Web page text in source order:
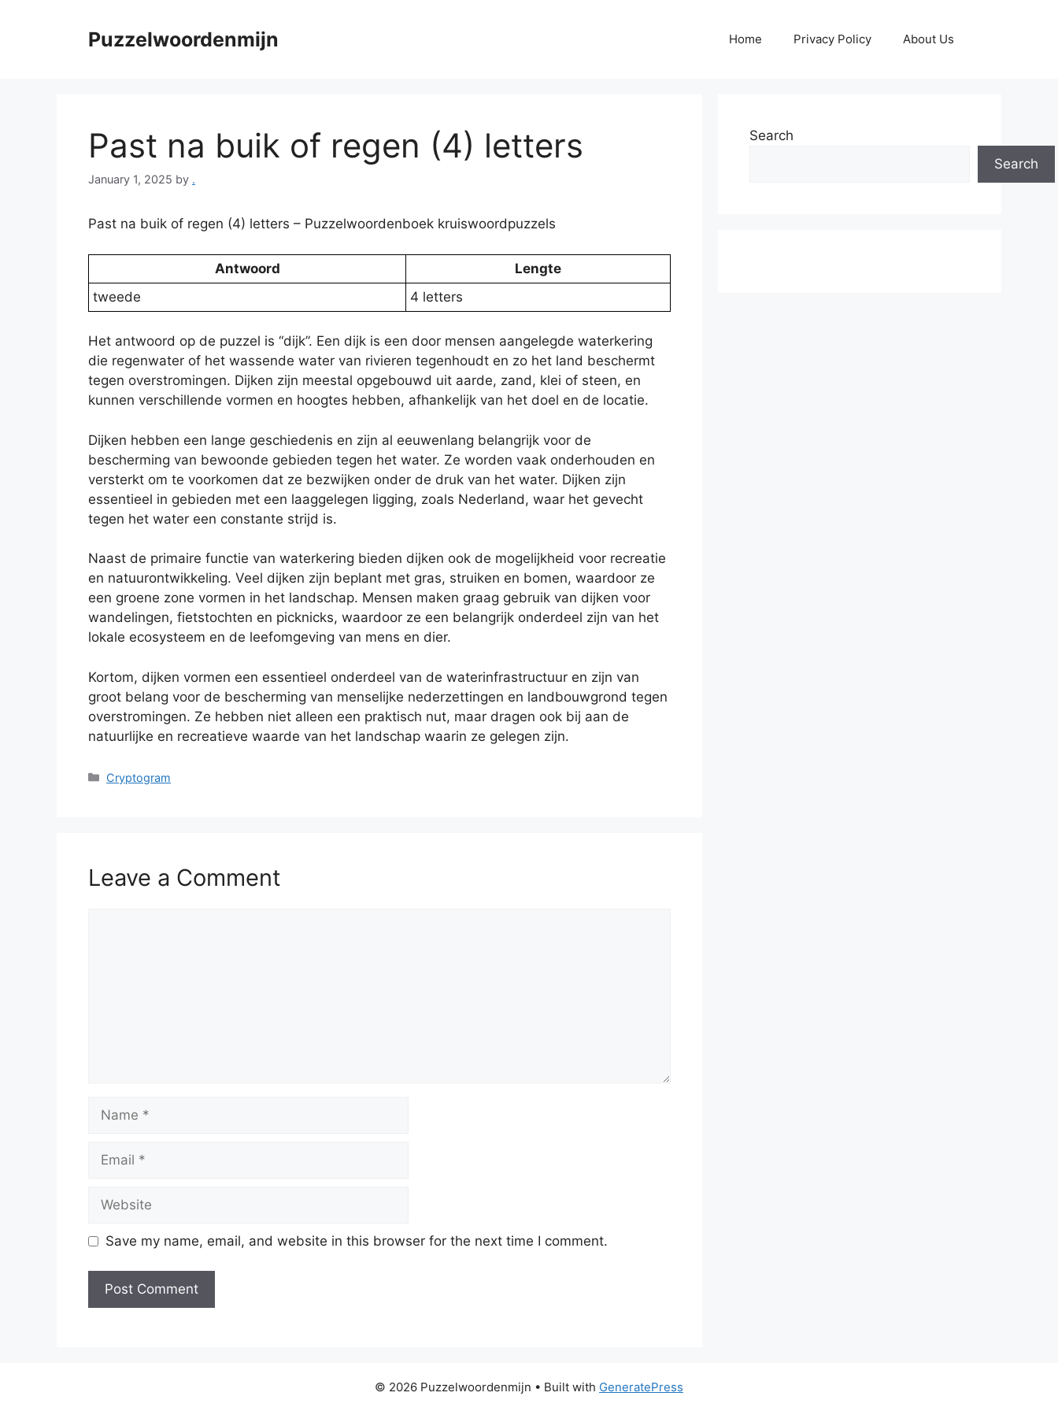
Puzzelwoordenmijn Home Privacy Policy About Us
Past na buik of regen (4) letters
January 1, 2025 by .
Past na buik of regen (4) letters – Puzzelwoordenboek kruiswoordpuzzels
Antwoord
Lengte
tweede
4 letters
Het antwoord op de puzzel is “dijk”. Een dijk is een door mensen aangelegde waterkering
die regenwater of het wassende water van rivieren tegenhoudt en zo het land beschermt
tegen overstromingen. Dijken zijn meestal opgebouwd uit aarde, zand, klei of steen, en
kunnen verschillende vormen en hoogtes hebben, afhankelijk van het doel en de locatie.
Dijken hebben een lange geschiedenis en zijn al eeuwenlang belangrijk voor de
bescherming van bewoonde gebieden tegen het water. Ze worden vaak onderhouden en
versterkt om te voorkomen dat ze bezwijken onder de druk van het water. Dijken zijn
essentieel in gebieden met een laaggelegen ligging, zoals Nederland, waar het gevecht
tegen het water een constante strijd is.
Naast de primaire functie van waterkering bieden dijken ook de mogelijkheid voor recreatie
en natuurontwikkeling. Veel dijken zijn beplant met gras, struiken en bomen, waardoor ze
een groene zone vormen in het landschap. Mensen maken graag gebruik van dijken voor
wandelingen, fietstochten en picknicks, waardoor ze een belangrijk onderdeel zijn van het
lokale ecosysteem en de leefomgeving van mens en dier.
Kortom, dijken vormen een essentieel onderdeel van de waterinfrastructuur en zijn van
groot belang voor de bescherming van menselijke nederzettingen en landbouwgrond tegen
overstromingen. Ze hebben niet alleen een praktisch nut, maar dragen ook bij aan de
natuurlijke en recreatieve waarde van het landschap waarin ze gelegen zijn.
Categories
Cryptogram
Leave a Comment
Save my name, email, and website in this browser for the next time I comment.
Search
Search
© 2026 Puzzelwoordenmijn • Built with GeneratePress